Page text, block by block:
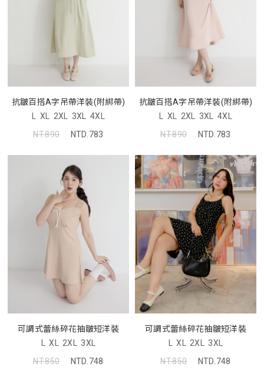
抗皺百搭A字吊帶洋裝(附綁帶)
L XL 2XL 3XL 4XL
NT.890
NTD.783
抗皺百搭A字吊帶洋裝(附綁帶)
L XL 2XL 3XL 4XL
NT.890
NTD.783
可調式蕾絲碎花抽皺短洋裝
L XL 2XL 3XL
NT.850
NTD.748
可調式蕾絲碎花抽皺短洋裝
L XL 2XL 3XL
NT.850
NTD.748